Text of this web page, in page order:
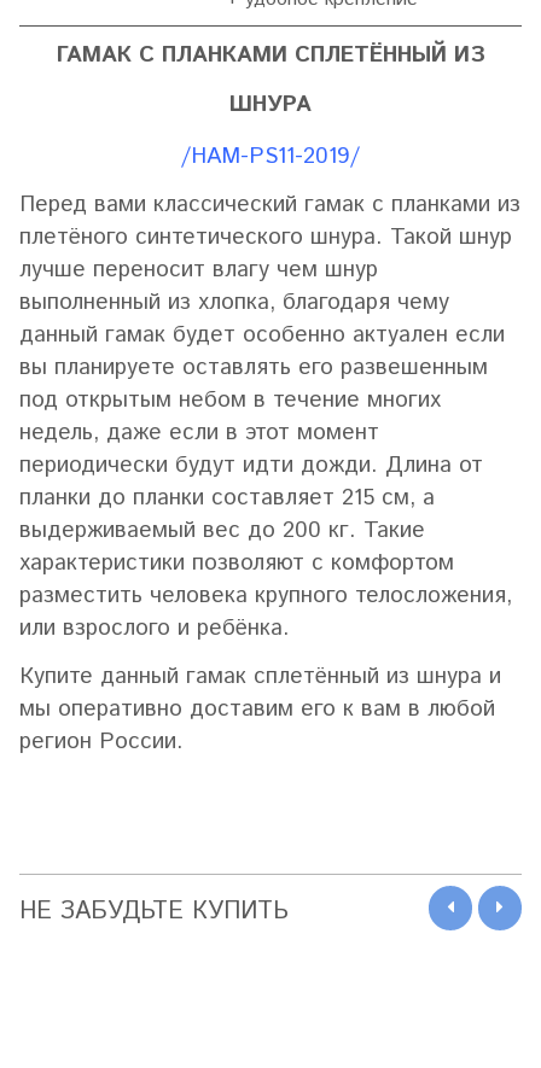
ГАМАК С ПЛАНКАМИ СПЛЕТЁННЫЙ ИЗ
ШНУРА
/HAM-PS11-2019/
Перед вами классический гамак с планками из
плетёного синтетического шнура. Такой шнур
лучше переносит влагу чем шнур
выполненный из хлопка, благодаря чему
данный гамак будет особенно актуален если
вы планируете оставлять его развешенным
под открытым небом в течение многих
недель, даже если в этот момент
периодически будут идти дожди. Длина от
планки до планки составляет 215 см, а
выдерживаемый вес до 200 кг. Такие
характеристики позволяют с комфортом
разместить человека крупного телосложения,
или взрослого и ребёнка.
Купите данный гамак сплетённый из шнура и
мы оперативно доставим его к вам в любой
регион России.
НЕ ЗАБУДЬТЕ КУПИТЬ